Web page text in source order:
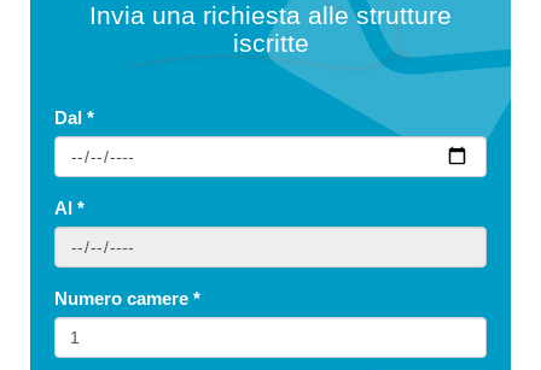
Invia una richiesta alle strutture
iscritte
Dal *
Al *
Numero camere *